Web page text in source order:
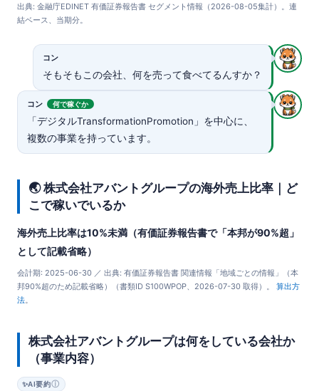
出典: 金融庁EDINET 有価証券報告書 セグメント情報（2026-08-05集計）。連
結ベース、当期分。
コン
そもそもこの会社、何を売って食べてるんすか？
コン 何で稼ぐか
「デジタルTransformationPromotion」を中心に、
複数の事業を持っています。
🌏 株式会社アバントグループの海外売上比率｜ど
こで稼いでいるか
海外売上比率は10%未満（有価証券報告書で「本邦が90%超」
として記載省略）
会計期: 2025-06-30 ／ 出典: 有価証券報告書 関連情報「地域ごとの情報」（本
邦90%超のため記載省略）（書類ID S100WPOP、2026-07-30 取得）。 算出方
法
株式会社アバントグループは何をしている会社か
（事業内容）
✨AI要約ⓘ